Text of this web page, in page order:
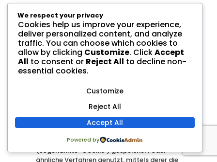
8. Onlinemarketing
Wir verarbeiten personenbezogene Daten zu
Zwecken des Onlinemarketings, worunter
insbesondere die Vermarktung von
Werbeflächen oder Darstellung von
(zusammenfassend als “Inhalte” bezeichnet)
sowie die Messung ihrer Effektivität fallen
kann.
Nutzerprofile angelegt und in einer Datei
(sogenannte “Cookie”) gespeichert oder
ähnliche Verfahren genutzt, mittels derer die
We respect your privacy
Cookies help us improve your experience,
deliver personalized content, and analyze
traffic. You can choose which cookies to
allow by clicking Customize. ClickAccept
All to consent or Reject All to decline non-
essential cookies.
Customize
Reject All
Accept All
Powered by